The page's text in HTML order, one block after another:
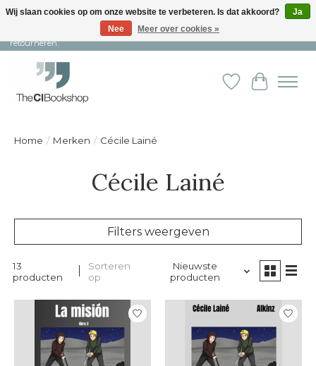
Snelle levering en persoonlijke service ︱ Niet goed? Geld terug! ︱ Gratis
retourneren.
Verlanglijst
Home / Merken / Cécile Lainé
Cécile Lainé
Filters weergeven
13
producten
Sorteren
op
Nieuwste
producten
Wij slaan cookies op om onze website te verbeteren. Is dat akkoord?
Ja
Nee
Meer over cookies »